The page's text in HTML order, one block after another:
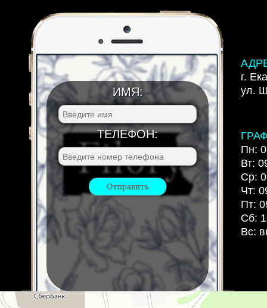
ИМЯ:
ТЕЛЕФОН:
г.
ул.
Пн:
Вт:
Ср:
Чт:
Пт:
Сб:
Вс: